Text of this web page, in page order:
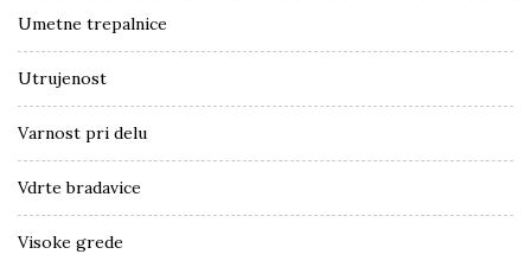
Umetne trepalnice
Utrujenost
Varnost pri delu
Vdrte bradavice
Visoke grede